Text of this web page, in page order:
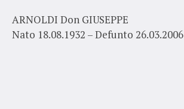
ARNOLDI Don GIUSEPPE
Nato 18.08.1932 – Defunto 26.03.2006